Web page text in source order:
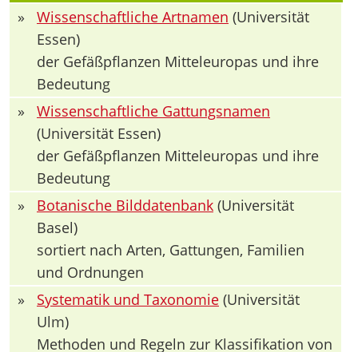
»
Wissenschaftliche Artnamen (Universität
Essen)
der Gefäßpflanzen Mitteleuropas und ihre
Bedeutung
»
Wissenschaftliche Gattungsnamen
(Universität Essen)
der Gefäßpflanzen Mitteleuropas und ihre
Bedeutung
»
Botanische Bilddatenbank (Universität
Basel)
sortiert nach Arten, Gattungen, Familien
und Ordnungen
»
Systematik und Taxonomie (Universität
Ulm)
Methoden und Regeln zur Klassifikation von